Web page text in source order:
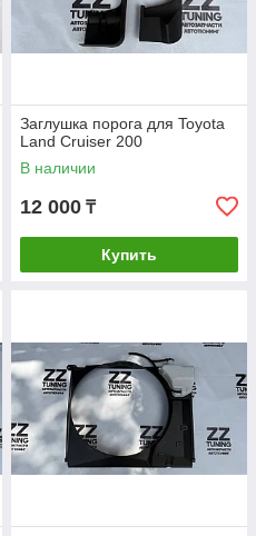
Заглушка порога для Toyota
Land Cruiser 200
В наличии
12 000 ₸
Купить